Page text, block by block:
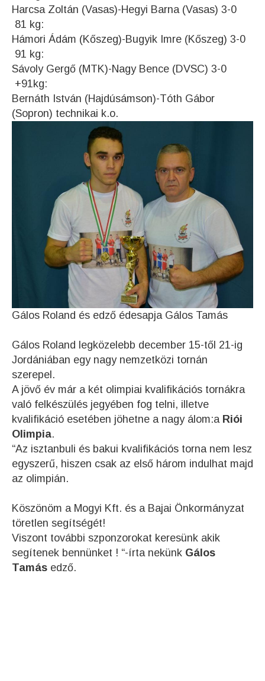
Harcsa Zoltán (Vasas)-Hegyi Barna (Vasas) 3-0
81 kg:
Hámori Ádám (Kőszeg)-Bugyik Imre (Kőszeg) 3-0
91 kg:
Sávoly Gergő (MTK)-Nagy Bence (DVSC) 3-0
+91kg:
Bernáth István (Hajdúsámson)-Tóth Gábor
(Sopron) technikai k.o.
Gálos Roland és edző édesapja Gálos Tamás
Gálos Roland legközelebb december 15-től 21-ig
Jordániában egy nagy nemzetközi tornán
szerepel.
A jövő év már a két olimpiai kvalifikációs tornákra
való felkészülés jegyében fog telni, illetve
kvalifikáció esetében jöhetne a nagy álom:a Riói
Olimpia.
“Az isztanbuli és bakui kvalifikációs torna nem lesz
egyszerű, hiszen csak az első három indulhat majd
az olimpián.
Köszönöm a Mogyi Kft. és a Bajai Önkormányzat
töretlen segítségét!
Viszont további szponzorokat keresünk akik
segítenek bennünket ! “-írta nekünk Gálos
Tamás edző.